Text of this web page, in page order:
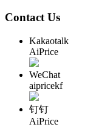
Contact Us
Kakaotalk
AiPrice
WeChat
aipricekf
钉钉
AiPrice